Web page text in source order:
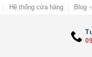
Hệ thống cửa hàng Blog